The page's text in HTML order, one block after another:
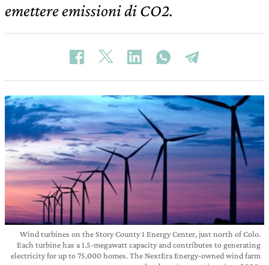
emettere emissioni di CO2.
Wind turbines on the Story County 1 Energy Center, just north of Colo.
Each turbine has a 1.5-megawatt capacity and contributes to generating
electricity for up to 75,000 homes. The NextEra Energy-owned wind farm